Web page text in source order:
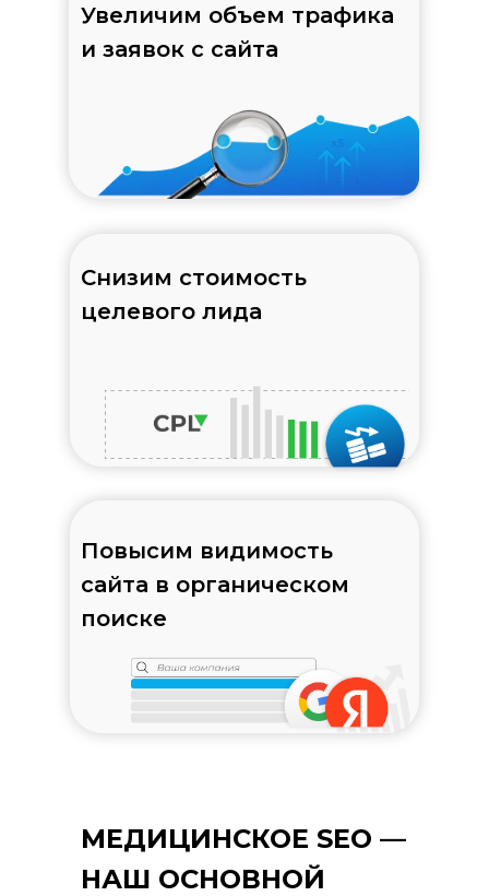
Увеличим объем трафика
и заявок с сайта
Снизим стоимость
целевого лида
Повысим видимость
сайта в органическом
поиске
МЕДИЦИНСКОЕ SEO —
НАШ ОСНОВНОЙ